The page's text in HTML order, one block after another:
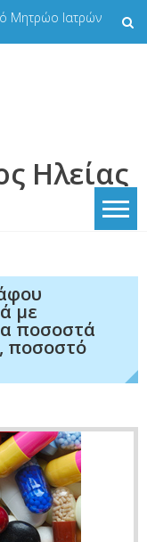
Μητρώο Ιατρών
Ηλείας
με
ποσοστά
ποσοστό